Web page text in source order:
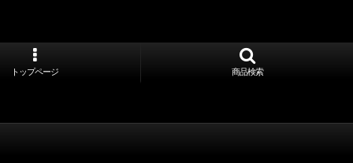
トップページ 商品検索